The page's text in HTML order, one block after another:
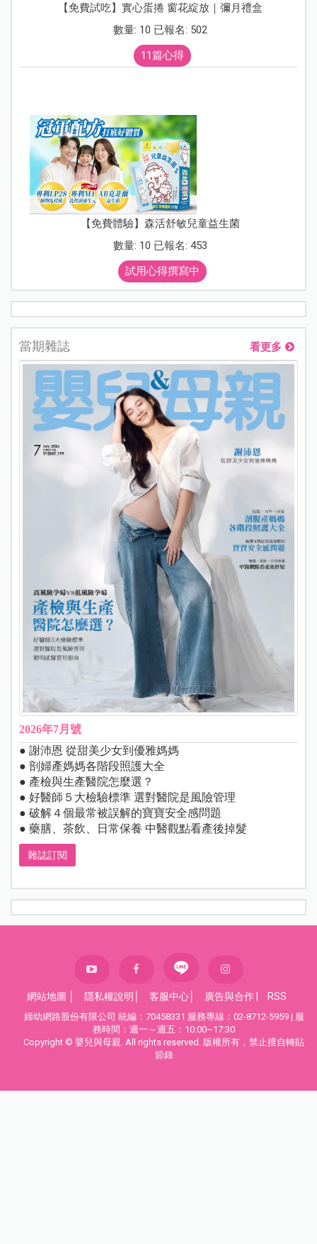
【免費試吃】實心蛋捲 窗花綻放｜彌月禮盒
數量: 10 已報名: 502
11篇心得
【免費體驗】森活舒敏兒童益生菌
數量: 10 已報名: 453
試用心得撰寫中
當期雜誌 看更多
2026年7月號
● 謝沛恩 從甜美少女到優雅媽媽
● 剖婦產媽媽各階段照護大全
● 產檢與生產醫院怎麼選？
● 好醫師５大檢驗標準 選對醫院是風險管理
● 破解４個最常被誤解的寶寶安全感問題
● 藥膳、茶飲、日常保養 中醫觀點看產後掉髮
雜誌訂閱
網站地圖 隱私權說明 客服中心 廣告與合作 RSS
婦幼網路股份有限公司 統編：70458331 服務專線：02-8712-5959 | 服
務時間：週一～週五：10:00~17:30
Copyright © 嬰兒與母親. All rights reserved. 版權所有，禁止擅自轉貼
節錄